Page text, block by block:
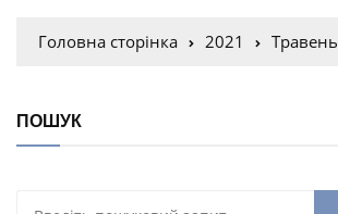
Головна сторінка 2021 Травень
ПОШУК